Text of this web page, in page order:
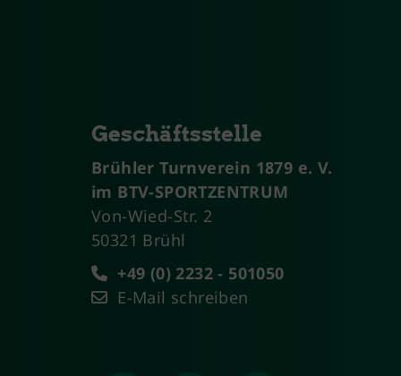
Geschäftsstelle
Brühler Turnverein 1879 e. V.
im BTV-SPORTZENTRUM
Von-Wied-Str. 2
50321 Brühl
+49 (0) 2232 - 501050
E-Mail schreiben